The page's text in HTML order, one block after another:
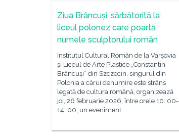
Ziua Brâncuși, sărbătorită la
liceul polonez care poartă
numele sculptorului român
Institutul Cultural Român de la Varșovia
și Liceul de Arte Plastice „Constantin
Brâncuși” din Szczecin, singurul din
Polonia a cărui denumire este strâns
legată de cultura română, organizează
joi, 26 februarie 2026, între orele 10. 00-
14. 00, un eveniment